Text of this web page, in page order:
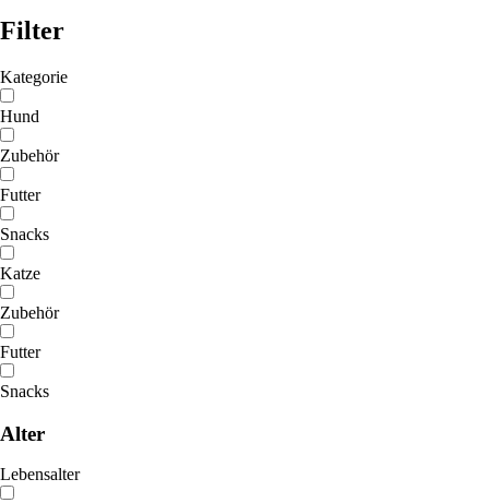
Filter
Kategorie
Hund
Zubehör
Futter
Snacks
Katze
Zubehör
Futter
Snacks
Alter
Lebensalter